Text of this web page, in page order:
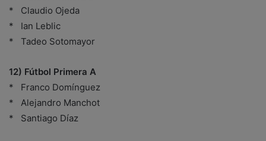
* Claudio Ojeda
* Ian Leblic
* Tadeo Sotomayor
12) Fútbol Primera A
* Franco Domínguez
* Alejandro Manchot
* Santiago Díaz